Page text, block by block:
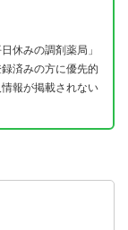
休みの調剤薬局」
済みの方に優先的
報が掲載されない